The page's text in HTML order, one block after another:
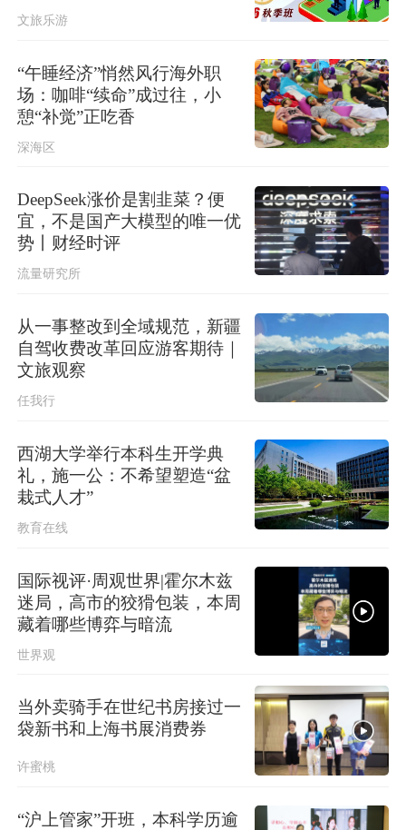
今天17时30分前后，台风“白海豚”中心
台风“白海豚”已登陆
国家防总对上海江西启动防汛防台风
四级应急响应
文旅乐游
“午睡经济”悄然风行海外职
场：咖啡“续命”成过往，小
憩“补觉”正吃香
深海区
DeepSeek涨价是割韭菜？便
宜，不是国产大模型的唯一优
势丨财经时评
流量研究所
从一事整改到全域规范，新疆
自驾收费改革回应游客期待｜
文旅观察
任我行
西湖大学举行本科生开学典
礼，施一公：不希望塑造“盆
栽式人才”
教育在线
国际视评·周观世界|霍尔木兹
迷局，高市的狡猾包装，本周
藏着哪些博弈与暗流
世界观
当外卖骑手在世纪书房接过一
袋新书和上海书展消费券
许蜜桃
“沪上管家”开班，本科学历逾